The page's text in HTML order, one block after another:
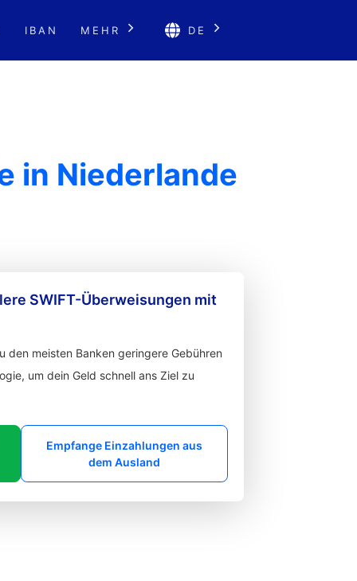
IBAN MEHR DE
in Niederlande
SWIFT-Überweisungen mit
den meisten Banken geringere Gebühren
um dein Geld schnell ans Ziel zu
Empfange Einzahlungen aus
dem Ausland